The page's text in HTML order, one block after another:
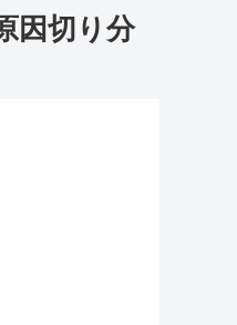
因切り分